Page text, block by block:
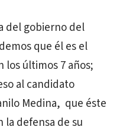
del gobierno del
que él es el
los últimos 7 años;
al candidato
Medina, que éste
la defensa de su